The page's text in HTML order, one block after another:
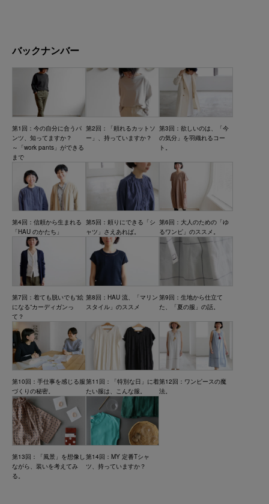
バックナンバー
第1回：今の自分に合うパ
ンツ、知ってますか？
～「work pants」ができる
まで
第2回：「頼れるカットソ
ー」、持っていますか？
第3回：欲しいのは、「今
の気分」を羽織れるコー
ト。
第4回：信頼から生まれる
「HAU のかたち」
第5回：頼りにできる「シ
ャツ」さえあれば。
第6回：大人のための「ゆ
るワンピ」のススメ。
第7回：着ても脱いでも“絵
になる”カーディガンっ
て？
第8回：HAU 流、「マリン
スタイル」のススメ
第9回：生地から仕立て
た、「夏の服」の話。
第10回：手仕事を感じる服
づくりの秘密。
第11回：「特別な日」に着
たい服は、こんな服。
第12回：ワンピースの魔
法。
第13回：「風景」を想像し
ながら、装いを考えてみ
る。
第14回：MY 定番Tシャ
ツ、持っていますか？